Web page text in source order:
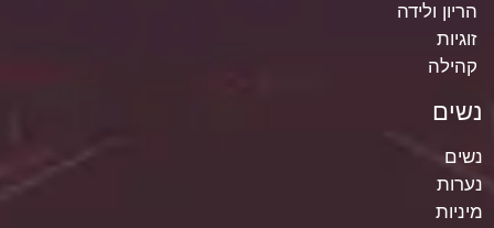
הריון ולידה
זוגיות
קהילה
נשים
נשים
נערות
מיניות